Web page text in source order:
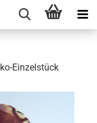
​Einzelstück